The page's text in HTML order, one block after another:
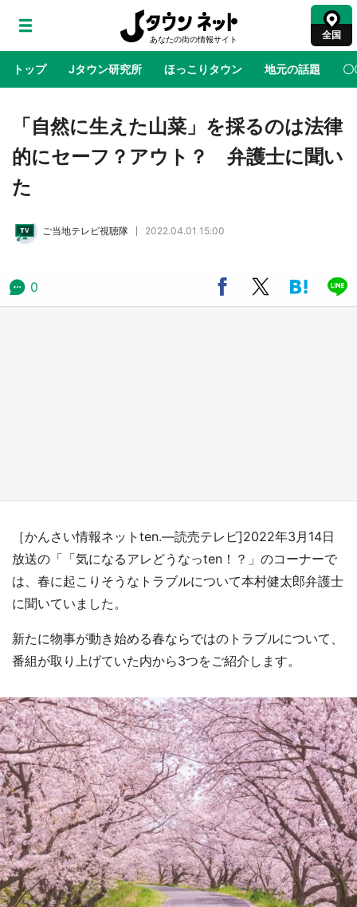
全国
トップ Jタウン研究所 ほっこりタウン 地元の話題 〇
地域×二次元 絶景 あの時はありがとう 物語がはじ
「自然に生えた山菜」を採るのは法律
的にセーフ？アウト？ 弁護士に聞い
た
ご当地テレビ視聴隊 2022.04.01 15:00
0
［かんさい情報ネットten.―読売テレビ]2022年3月14日
放送の「「気になるアレどうなっten！？」のコーナーで
は、春に起こりそうなトラブルについて本村健太郎弁護士
に聞いていました。
新たに物事が動き始める春ならではのトラブルについて、
番組が取り上げていた内から3つをご紹介します。